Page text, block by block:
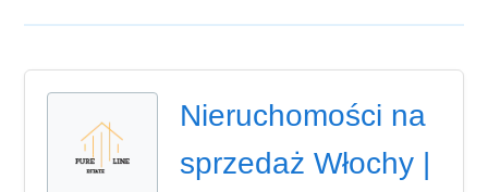
Nieruchomości na
sprzedaż Włochy |